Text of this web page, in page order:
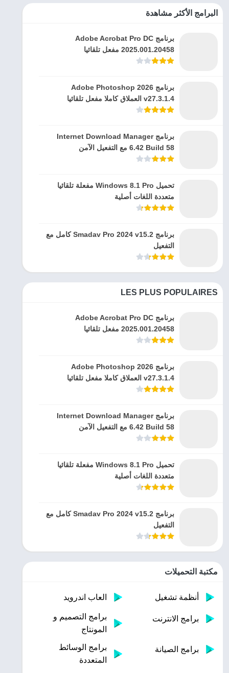
البرامج الأكثر مشاهدة
برنامج Adobe Acrobat Pro DC
2025.001.20458 مفعل تلقائيا
برنامج Adobe Photoshop 2026
v27.3.1.4 العملاق كاملا مفعل تلقائيا
برنامج Internet Download Manager
6.42 Build 58 مع التفعيل الآمن
تحميل Windows 8.1 Pro مفعلة تلقائيا
متعددة اللغات أصلية
برنامج Smadav Pro 2024 v15.2 كامل مع
التفعيل
LES PLUS POPULAIRES
برنامج Adobe Acrobat Pro DC
2025.001.20458 مفعل تلقائيا
برنامج Adobe Photoshop 2026
v27.3.1.4 العملاق كاملا مفعل تلقائيا
برنامج Internet Download Manager
6.42 Build 58 مع التفعيل الآمن
تحميل Windows 8.1 Pro مفعلة تلقائيا
متعددة اللغات أصلية
برنامج Smadav Pro 2024 v15.2 كامل مع
التفعيل
مكتبة التحميلات
أنظمة تشغيل العاب اندرويد
برامج الانترنت
برامج التصميم و
المونتاج
برامج الصيانة
برامج الوسائط
المتعددة